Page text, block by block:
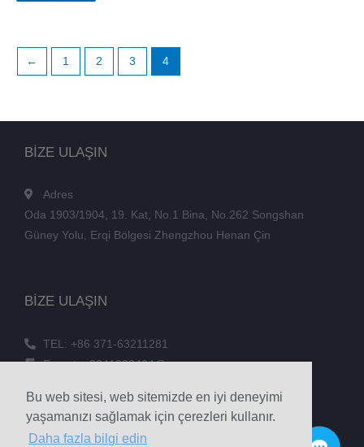
Bu web sitesi, web sitemizde en iyi deneyimi
yaşamanızı sağlamak için çerezleri kullanır.
Daha fazla bilgi edin
← 1 2 3 4
BİZE ULAŞIN
TEL: +86 371-63211281
E-posta: 3241038404@qq.com
Telefon: +86 18039336686
BİZE ULAŞIN
Adres
Oda 1903/1904, 19. Kat, No.1 Bina, No.262 Songshan
Güney Yolu, Erqi Bölgesi Zhengzhou Henan Çin